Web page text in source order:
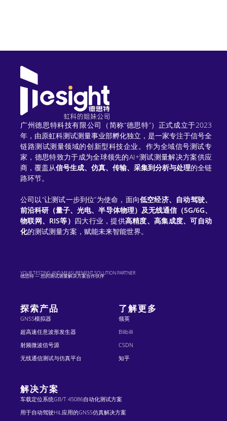
e
a
t
i
v
e
广州德思特科技有限公司（简称“德思特”）正式成立于2023
年，由原虹科测试测量事业部孵化独立，是一家专注于信号全
链路测试测量领域的创新型科技企业。作为全域信号测试专
家，德思特致力于成为全球领先的AI+测试测量解决方案供应
商，覆盖从信号生成、仿真、传输、采集到分析与处理的全链
路环节。
公司以“让测试一步到位”为使命，面向低空经济、自动驾驶、
前沿科研（量子、光电、半导体物理）及无线通信（5G/6G、
物联网、RIS等） 四大行业，提供高精度、高集成度、可自动
化的测试测量方案，赋能未来智能世界。
德思特 — 您的测试测量解决方案合作伙伴
YOUR TESTING AND MEASUREMENT SOLUTION PARTNER
探索产品
GNSS模拟器
超高速任意波形发生器
射频微波信号源
无线通信测试与仿真平台
了解更多
领英
Bilibilli
CSDN
知乎
解决方案
车载定位系统GB/T 45086自动化测试方案
用于自动驾驶HiL应用的GNSS仿真解决方案